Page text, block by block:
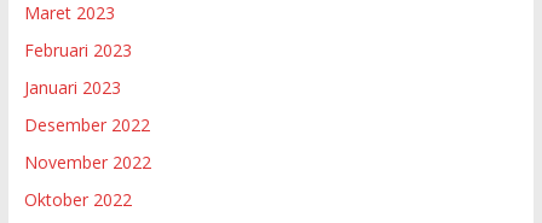
Maret 2023
Februari 2023
Januari 2023
Desember 2022
November 2022
Oktober 2022